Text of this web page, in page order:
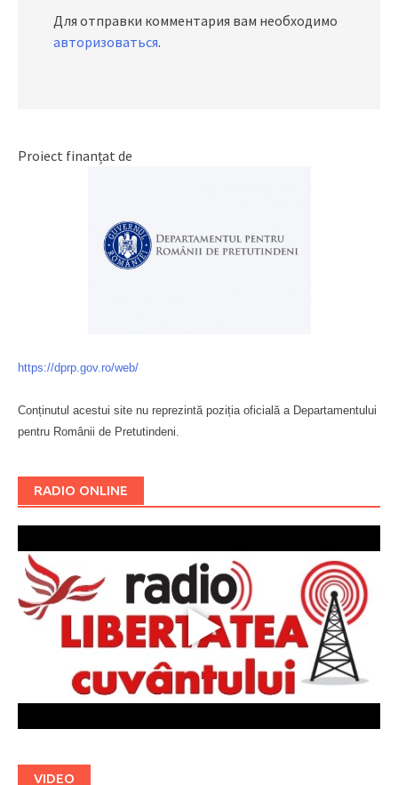
Для отправки комментария вам необходимо
авторизоваться.
Proiect finanțat de
https://dprp.gov.ro/web/
Conținutul acestui site nu reprezintă poziția oficială a Departamentului
pentru Românii de Pretutindeni.
RADIO ONLINE
VIDEO